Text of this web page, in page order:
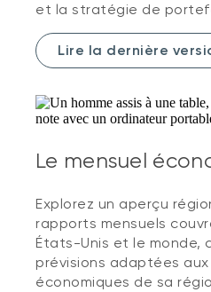
et la stratégie de
Lire la dernière
Le mensuel
Explorez un aperçu
rapports mensuels
États-Unis et le monde,
prévisions adaptées
économiques de sa